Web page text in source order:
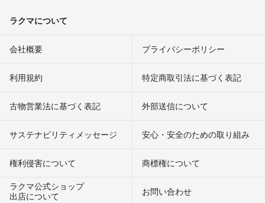
ラクマについて
会社概要 プライバシーポリシー
利用規約 特定商取引法に基づく表記
古物営業法に基づく表記 外部送信について
サステナビリティメッセージ 安心・安全のための取り組み
権利侵害について
商標権について
ラクマ公式ショップ
出店について
お問い合わせ